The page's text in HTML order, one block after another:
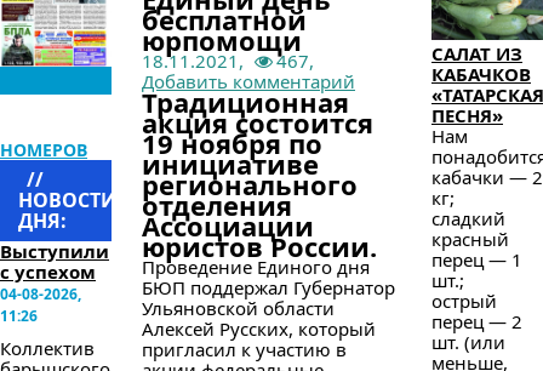
НОМЕРОВ
//
НОВОСТИ
ДНЯ:
Выступили
с успехом
04-08-2026,
11:26
Коллектив
бесплатной
юрпомощи
18.11.2021,
467,
Добавить комментарий
Традиционная
акция состоится
19 ноября по
инициативе
регионального
отделения
Ассоциации
юристов России.
Проведение Единого дня
БЮП поддержал Губернатор
Ульяновской области
Алексей Русских, который
пригласил к участию в
САЛАТ ИЗ
КАБАЧКОВ
«ТАТАРСКАЯ
ПЕСНЯ»
Нам
кабачки — 2
кг;
сладкий
красный
перец — 1
шт.;
острый
перец — 2
шт. (или
меньше,